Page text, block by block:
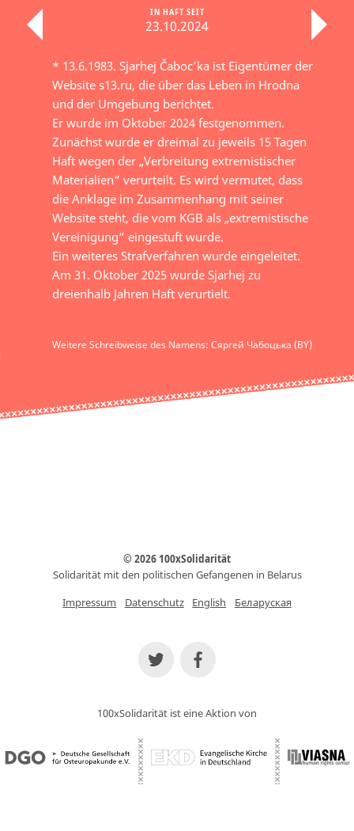
IN HAFT SEIT
23.10.2024
* 13.6.1983. Sjarhej Čaboc’ka ist Eigentümer der
Website s13.ru, die über das Leben in Hrodna
und der Umgebung berichtet.
Er wurde im Oktober 2024 festgenommen.
Zunächst wurde er dreimal zu jeweils 15 Tagen
Haft wegen der „Verbreitung extremistischer
Materialien“ verurteilt. Es wird vermutet, dass
die Anklage im Zusammenhang mit seiner
Website steht, die vom KGB als „extremistische
Vereinigung“ eingestuft wurde.
Ein weiteres Strafverfahren wurde eingeleitet.
Am 31. Oktober 2025 wurde Sjarhej zu
dreienhalb Jahren Haft verurtielt.
Weitere Schreibweise des Namens: Сяргей Чабоцька (BY)
© 2026 100xSolidarität
Solidarität mit den politischen Gefangenen in Belarus
Impressum
Datenschutz English Беларуская
100xSolidarität ist eine Aktion von